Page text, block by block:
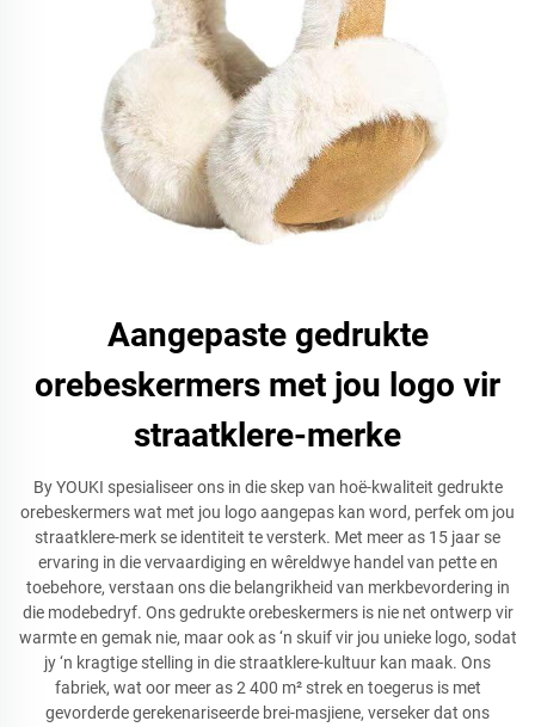
Aangepaste gedrukte
orebeskermers met jou logo vir
straatklere-merke
By YOUKI spesialiseer ons in die skep van hoë-kwaliteit gedrukte
orebeskermers wat met jou logo aangepas kan word, perfek om jou
straatklere-merk se identiteit te versterk. Met meer as 15 jaar se
ervaring in die vervaardiging en wêreldwye handel van pette en
toebehore, verstaan ons die belangrikheid van merkbevordering in
die modebedryf. Ons gedrukte orebeskermers is nie net ontwerp vir
warmte en gemak nie, maar ook as ‘n skuif vir jou unieke logo, sodat
jy ‘n kragtige stelling in die straatklere-kultuur kan maak. Ons
fabriek, wat oor meer as 2 400 m² strek en toegerus is met
gevorderde gerekenariseerde brei-masjiene, verseker dat ons